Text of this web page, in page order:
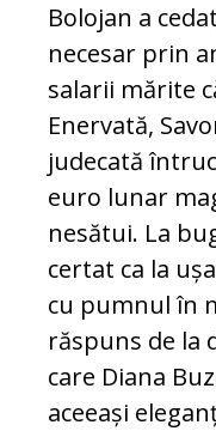
Bolojan a
necesar prin
salarii mărite
Enervată,
judecată
euro lunar
nesătui. La
certat ca la
cu pumnul în
răspuns de la
care Diana
aceeași